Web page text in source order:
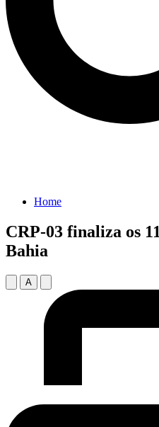
Home
CRP-03 finaliza os
Bahia
A